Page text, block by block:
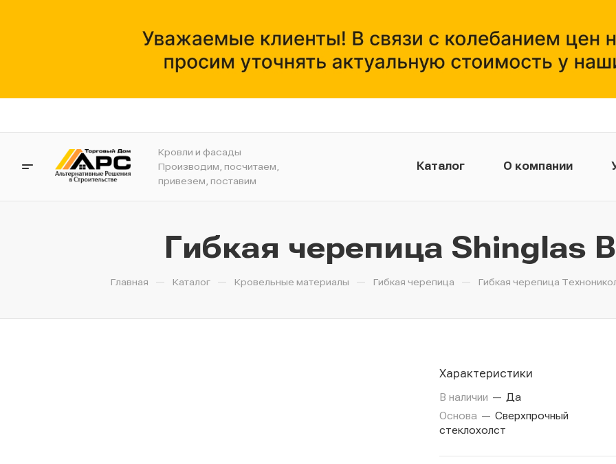
Кровли и фасады
Производим, посчитаем,
привезем, поставим
Каталог О компании
Монтажникам
Гибкая черепица Shinglas
Главная — Каталог — Кровельные материалы — Гибкая черепица — Гибкая черепица
Характеристики
В наличии — Да
Основа — Сверхпрочный
стеклохолст